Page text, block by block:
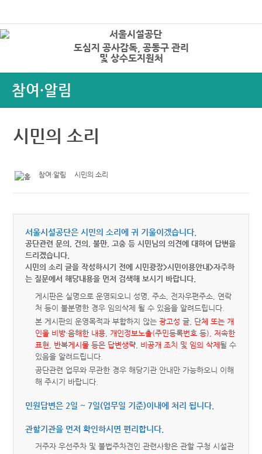
도심지 공사감독, 공동구 관리
및 상수도지원처
참여·알림
시민의 소리
참여·알림 시민의 소리
서울시설공단은 시민의 소리에 귀 기울이겠습니다.
공단관련 문의, 건의, 불만, 고충 등 시민님의 의견에 대하여 답변을
드리겠습니다.
시민의 소리 글을 작성하시기 전에 시민광장>시민이용안내>자주하
는 질문에서 해당내용을 먼저 검색해 보시기 바랍니다.
게시판은 실명으로 운영되오니 성명, 주소, 전자우편주소, 연락
처 등이 불분명한 경우 임의삭제 될 수 있음을 알려드립니다.
본 게시판의 운영목적과 부합하지 않는광고성 글, 단체 또는 개
인을 비방·음해한 내용, 개인정보노출(주민등록번호 등), 저속한
표현, 반복게시물 등은 답변생략, 비공개 조치 및 임의 삭제될 수
있음을 알려드립니다.
공단관련 업무와 무관한 경우 해당기관 안내만 가능하오니 이해
해 주시기 바랍니다.
민원답변은 2일 ~ 7일(업무일 기준)이내에 처리 됩니다.
관할기관을 먼저 확인하시면 편리합니다.
거주자 우선주차 및 불법주차견인 관련사항은 관할 구청 시설관